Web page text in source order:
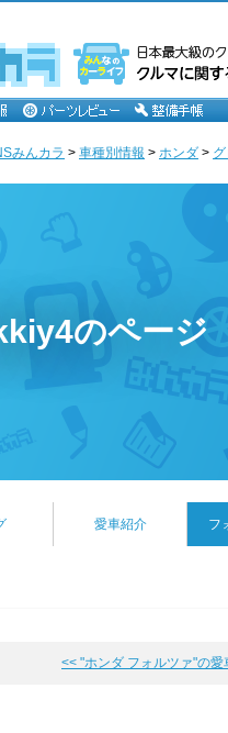
みんカラ > 車種別情報 > ホンダ >
のページ
愛車紹介 フ
<< "ホンダ フォルツァ"の愛